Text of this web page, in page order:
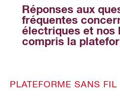
Réponses aux
fréquentes
électriques et nos
compris la
PLATEFORME SANS FIL